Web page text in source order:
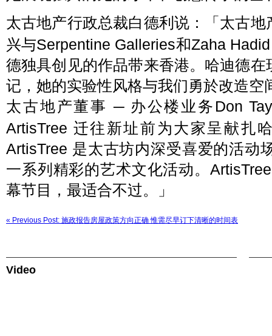
太古地产行政总裁白德利说：「太古
兴与Serpentine Galleries和Zaha
德独具创见的作品带来香港。哈迪德
记，她的实验性风格与我们勇於改造空
太古地产董事 ─ 办公楼业务Don
ArtisTree 迁往新址前为大家呈献扎
ArtisTree 是太古坊内深受喜爱的活动
一系列精彩的艺术文化活动。
幕节目，最适合不过。」
« Previous Post: 施政报告房屋政策方向正确 惟需尽早订下清晰的时间表
Video